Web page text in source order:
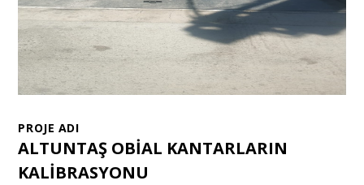
PROJE ADI
ALTUNTAŞ OBİAL KANTARLARIN
KALİBRASYONU